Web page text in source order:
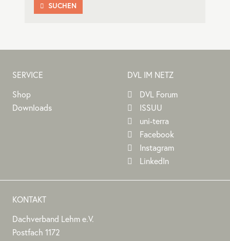
 SUCHEN
SERVICE
Shop
Downloads
DVL IM NETZ
DVL Forum
ISSUU
uni-terra
Facebook
Instagram
LinkedIn
KONTAKT
Dachverband Lehm e.V.
Stephan
Stephan
Dachverband
Postfach 1172
DACHVERBAND
LEHM